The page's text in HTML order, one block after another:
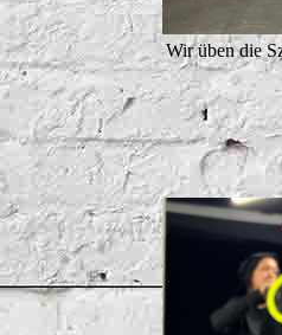
Wir üben die